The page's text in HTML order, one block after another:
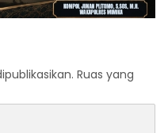
Ruas yang